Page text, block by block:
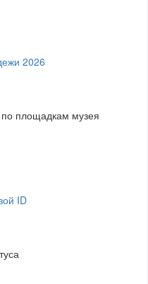
площадкам музея